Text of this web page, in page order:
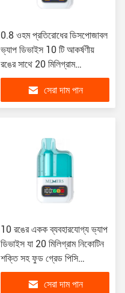
0.8 ওহম প্রতিরোধের ডিসপোজাবল
ভ্যাপ ডিভাইস 10 টি আকর্ষণীয়
রঙের সাথে 20 মিলিগ্রাম
নিকোটিনের শক্তি সহ
সেরা দাম পান
10 রঙের একক ব্যবহারযোগ্য ভ্যাপ
ডিভাইস যা 20 মিলিগ্রাম নিকোটিন
শক্তি সহ ফুড গ্রেড পিসি
অ্যালুমিনিয়াম থেকে তৈরি
সেরা দাম পান